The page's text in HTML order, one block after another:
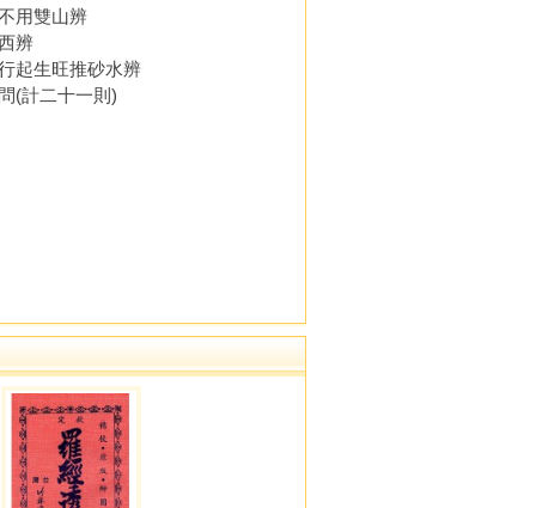
雙山辨
辨
生旺推砂水辨
計二十一則)